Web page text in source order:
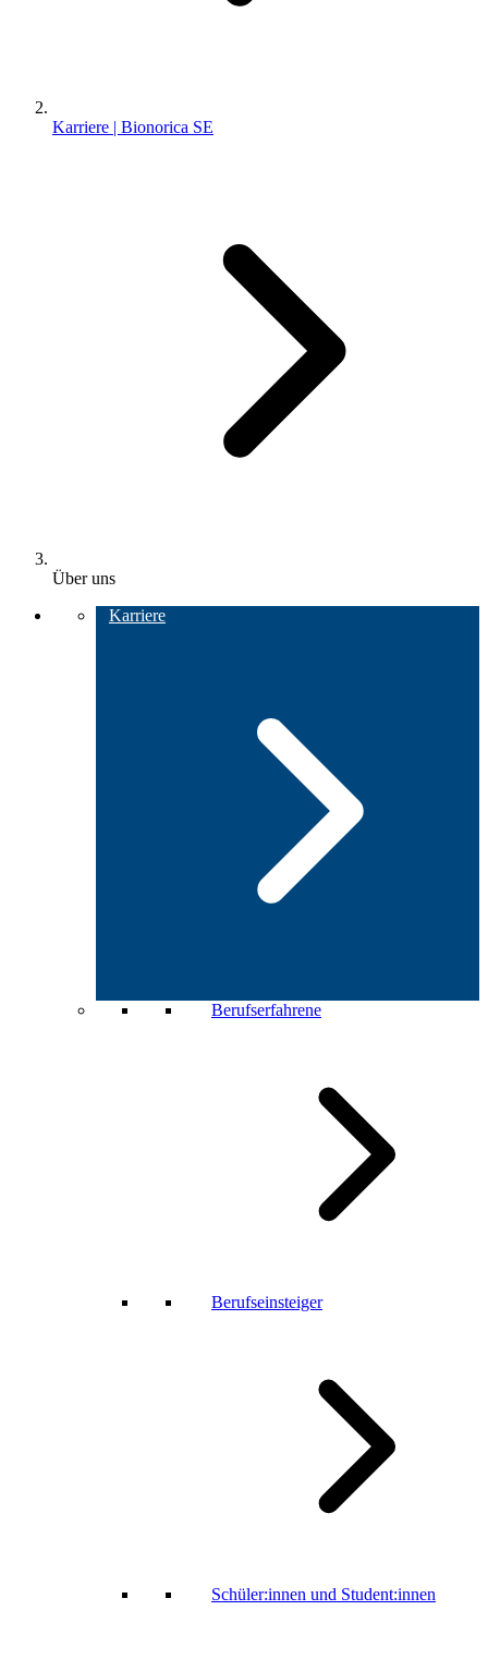
Karriere | Bionorica SE
Über uns
Karriere
Berufserfahrene
Berufseinsteiger
Schüler:innen und Student:innen